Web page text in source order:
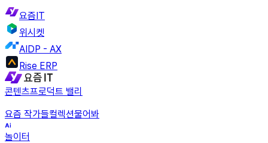
요즘IT
위시켓
AIDP - AX
Rise ERP
콘텐츠프로덕트 밸리
요즘 작가들컬렉션물어봐
놀이터